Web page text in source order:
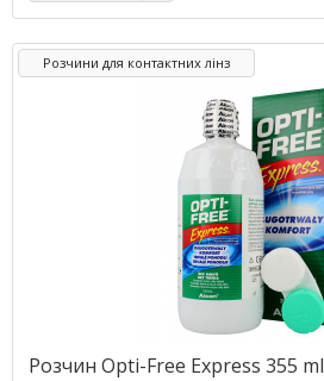
Розчини для контактних лінз
Розчин Opti-Free Express 355 ml